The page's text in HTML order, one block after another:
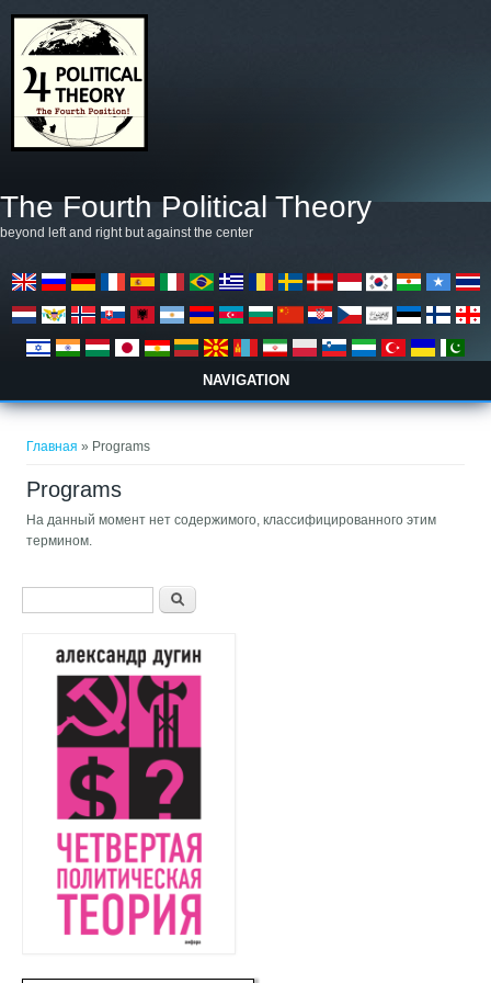
The Fourth Political Theory
beyond left and right but against the center
NAVIGATION
Главная » Programs
Programs
На данный момент нет содержимого, классифицированного этим
термином.
Форма поиска